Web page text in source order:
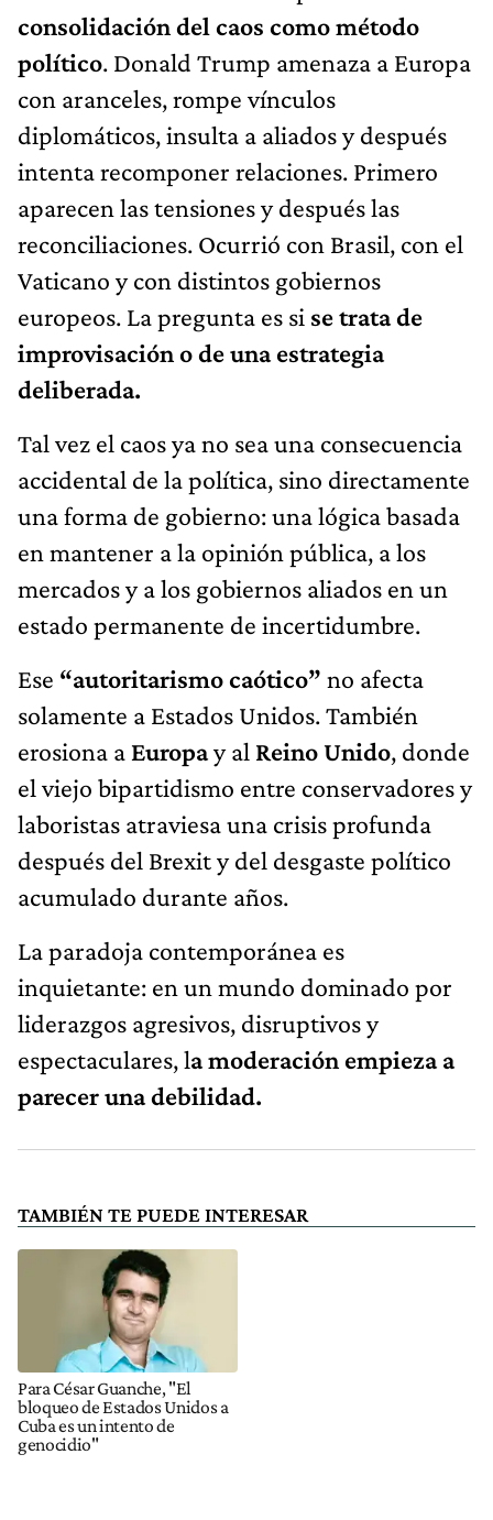
consolidación del caos como método
político. Donald Trump amenaza a Europa
con aranceles, rompe vínculos
diplomáticos, insulta a aliados y después
intenta recomponer relaciones. Primero
aparecen las tensiones y después las
reconciliaciones. Ocurrió con Brasil, con el
Vaticano y con distintos gobiernos
europeos. La pregunta es si se trata de
improvisación o de una estrategia
deliberada.
Tal vez el caos ya no sea una consecuencia
accidental de la política, sino directamente
una forma de gobierno: una lógica basada
en mantener a la opinión pública, a los
mercados y a los gobiernos aliados en un
estado permanente de incertidumbre.
Ese “autoritarismo caótico” no afecta
solamente a Estados Unidos. También
erosiona a Europay al Reino Unido, donde
el viejo bipartidismo entre conservadores y
laboristas atraviesa una crisis profunda
después del Brexit y del desgaste político
acumulado durante años.
La paradoja contemporánea es
inquietante: en un mundo dominado por
liderazgos agresivos, disruptivos y
espectaculares, la moderación empieza a
parecer una debilidad.
TAMBIÉN TE PUEDE INTERESAR
Para César Guanche, "El
bloqueo de Estados Unidos a
Cuba es un intento de
genocidio"